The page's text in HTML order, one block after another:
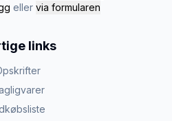
eller via formularen
links